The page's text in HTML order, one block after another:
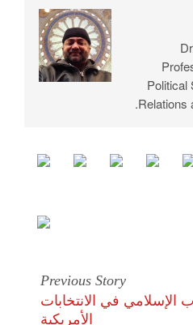
Political
Relations
Previous Story
الإسلامي في الانتخابات
الأمريكية